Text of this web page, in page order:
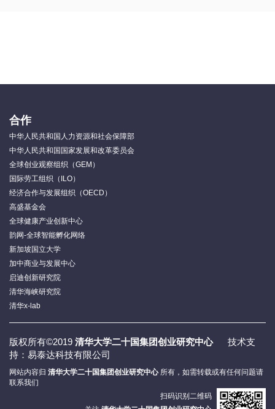
合作
中华人民共和国人力资源和社会保障部
中华人民共和国国家发展和改革委员会
全球创业观察组织（GEM）
国际劳工组织（ILO）
经济合作与发展组织（OECD）
高盛基金会
全球健康产业创新中心
韵网-全球智能孵化网络
新加坡国立大学
加中商业与发展中心
启迪创新研究院
清华海峡研究院
清华x-lab
版权所有©2019 清华大学二十国集团创业研究中心技术支
持：易泰达科技有限公司
网站内容归 清华大学二十国集团创业研究中心所有，如需转载或有任何问题请
联系我们
扫码识别二维码